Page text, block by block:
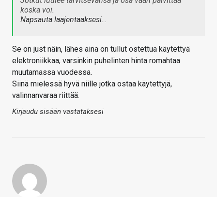
koska voi.
Napsauta laajentaaksesi…
Se on just näin, lähes aina on tullut ostettua käytettyä
elektroniikkaa, varsinkin puhelinten hinta romahtaa
muutamassa vuodessa.
Siinä mielessä hyvä niille jotka ostaa käytettyjä,
valinnanvaraa riittää.
Kirjaudu sisään vastataksesi